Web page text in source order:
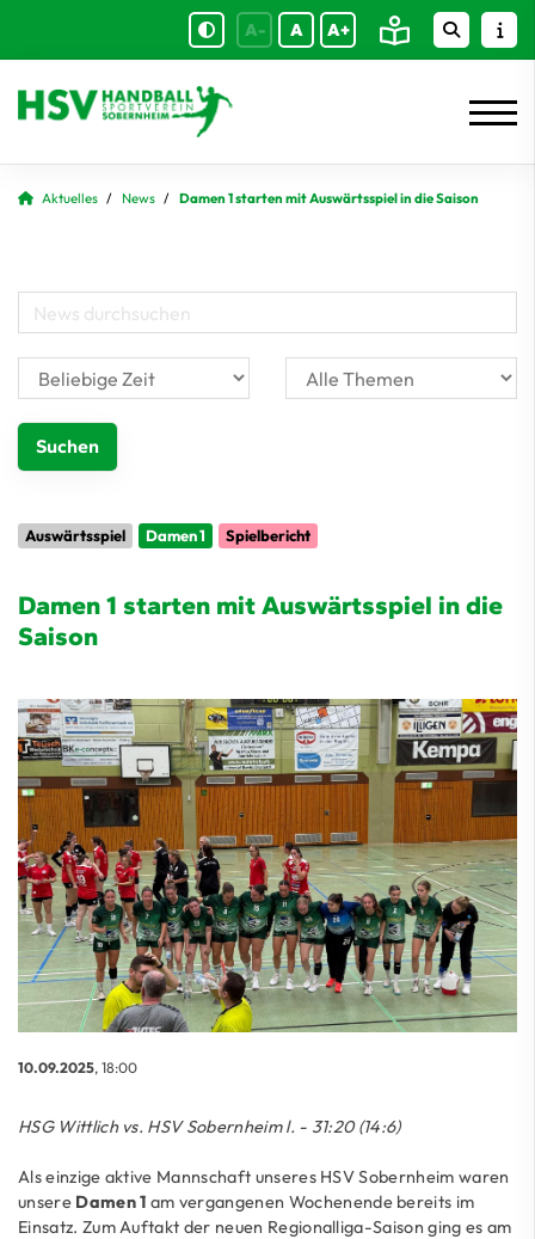
A- A A+
Aktuelles News Damen 1 starten mit Auswärtsspiel in die Saison
Auswärtsspiel Damen 1 Spielbericht
Damen 1 starten mit Auswärtsspiel in die
Saison
10.09.2025, 18:00
HSG Wittlich vs. HSV Sobernheim l. - 31:20 (14:6)
Als einzige aktive Mannschaft unseres HSV Sobernheim waren
unsere Damen 1 am vergangenen Wochenende bereits im
Einsatz. Zum Auftakt der neuen Regionalliga-Saison ging es am